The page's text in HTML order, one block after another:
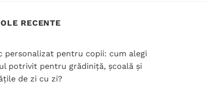
RECENTE
personalizat pentru copii: cum alegi
potrivit pentru grădiniță, școală și
de zi cu zi?